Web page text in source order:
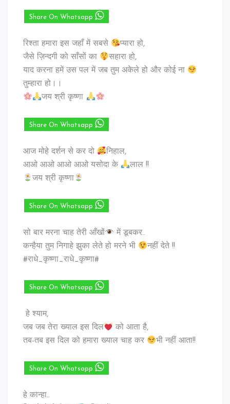
Share On Whatsapp
रिश्ता हमारा इस जहाँ में सबसे
प्यारा हो,
जैसे ज़िन्दगी को साँसों का
सहारा हो,
याद करना हमें उस पल में जब तुम अकेले हो और कोई ना
तुम्हारा हो।।
जय श्री कृष्णा
Share On Whatsapp
आज मोहे दर्शन से कर दो
निहाल,
आओ आओ आओ आओ यसोदा के
लाल !!
जय श्री कृष्णा
Share On Whatsapp
सो बार मरना चाह तेरी आँखों
में डूबकर..
कन्हैया तुम निगाहे झुका लेते हो मरने भी
नहीं देते !!
#राधे_कृष्णा_राधे_कृष्णा#
Share On Whatsapp
हे श्याम,
जब जब तेरा ख्याल इस दिल
को आता है,
तब-तब इस दिल को हमारा ख्याल चाह कर
भी नहीं आता!!
Share On Whatsapp
हे कान्हा..